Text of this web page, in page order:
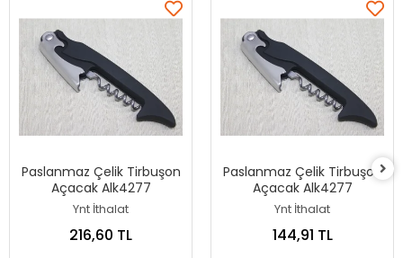
Paslanmaz Çelik Tirbuşon
Açacak Alk4277
Ynt İthalat
216,60 TL
Paslanmaz Çelik Tirbuşon
Açacak Alk4277
Ynt İthalat
144,91 TL